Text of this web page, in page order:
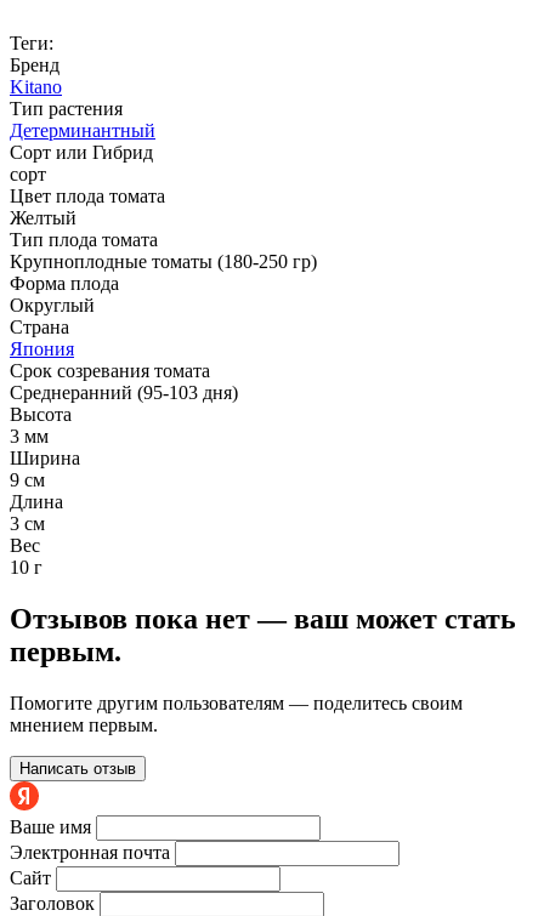
Теги:
Бренд
Kitano
Тип растения
Детерминантный
Сорт или Гибрид
сорт
Цвет плода томата
Желтый
Тип плода томата
Крупноплодные томаты (180-250 гр)
Форма плода
Округлый
Страна
Япония
Срок созревания томата
Среднеранний (95-103 дня)
Высота
3 мм
Ширина
9 см
Длина
3 см
Вес
10 г
Отзывов пока нет — ваш может стать
первым.
Помогите другим пользователям — поделитесь своим
мнением первым.
Написать отзыв
Ваше имя
Электронная почта
Сайт
Заголовок